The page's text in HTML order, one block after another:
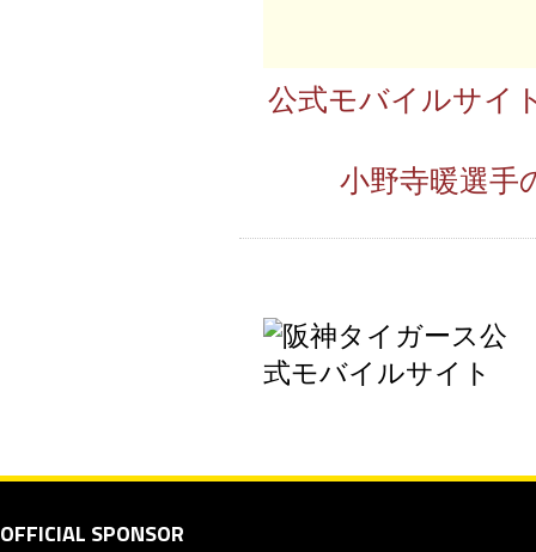
公式モバイルサイ
小野寺暖選手
OFFICIAL SPONSOR